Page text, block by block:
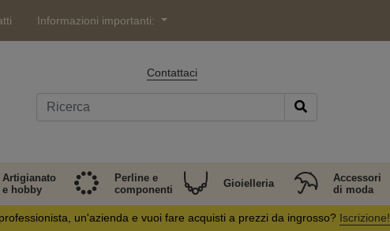
Informazioni importanti:
Contattaci
Artigianato
e hobby
Perline e
componenti
Gioielleria
Accessori
di moda
un'azienda e vuoi fare acquisti a prezzi da ingrosso? Iscrizione!